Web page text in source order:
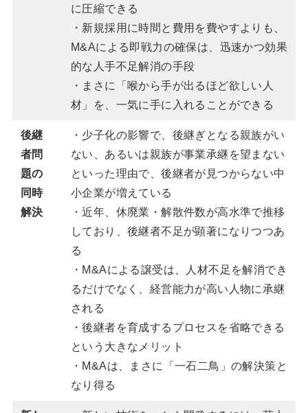
に圧縮できる
・新規採用に時間と費用を費やすよりも、
M&Aによる即戦力の確保は、迅速かつ効果
的な人手不足解消の手段
・まさに「喉から手が出るほど欲しい人
材」を、一気に手に入れることができる
後継
者問
題の
同時
解決
・少子化の影響で、後継ぎとなる親族がい
ない、あるいは親族が事業承継を望まない
といった理由で、後継者が見つからない中
小企業が増えている
・近年、休廃業・解散件数が高水準で推移
しており、後継者不足が顕著になりつつあ
る
・M&Aによる譲受は、人材不足を解消でき
るだけでなく、経営能力が高い人物に承継
される
・後継者を育成するプロセスを省略できる
という大きなメリット
・M&Aは、まさに「一石二鳥」の解決策と
なり得る